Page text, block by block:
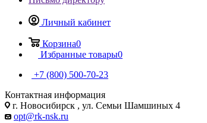
Личный кабинет
Корзина0
Избранные товары0
+7 (800) 500-70-23
Контактная информация
г. Новосибирск , ул. Семьи Шамшиных 4
opt@rk-nsk.ru